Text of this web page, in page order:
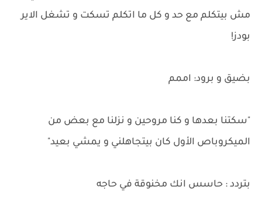
مش بيتكلم مع حد و كل ما اتكلم تسكت و تشغل الاير
بودز!
بضيق و برود: اممم
"سكتنا بعدها و كنا مروحين و نزلنا مع بعض من
الميكروباص الأول كان بيتجاهلني و يمشي بعيد"
بتردد : حاسس انك مخنوقة في حاجه